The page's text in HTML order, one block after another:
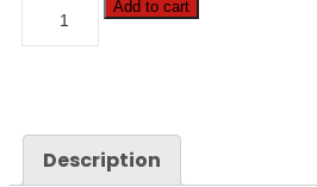
A5
(2.0D)
150hp
Add to cart
Description